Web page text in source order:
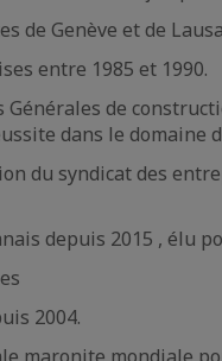
de Genève et de
entre 1985 et 1990.
de
dans le
du syndicat des
depuis 2015 , élu
2004.